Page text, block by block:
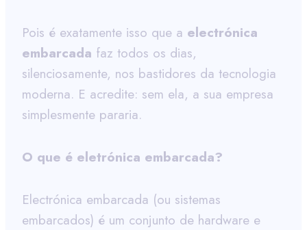
Pois é exatamente isso que a electrónica
embarcada faz todos os dias,
silenciosamente, nos bastidores da tecnologia
moderna. E acredite: sem ela, a sua empresa
simplesmente pararia.
O que é eletrónica embarcada?
Electrónica embarcada (ou sistemas
embarcados) é um conjunto de hardware e